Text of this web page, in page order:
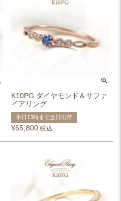
K10PG ダイヤモンド＆サファ
イアリング
平日13時まで当日出荷
¥65,800 税込